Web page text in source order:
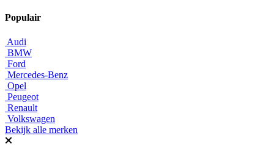
Populair
Audi
BMW
Ford
Mercedes-Benz
Opel
Peugeot
Renault
Volkswagen
Bekijk alle merken